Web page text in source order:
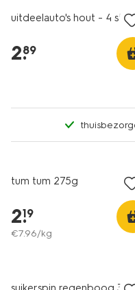
uitdeelauto's hout - 4
2.
89
tum tum 275g
2.
19
€7.96/kg